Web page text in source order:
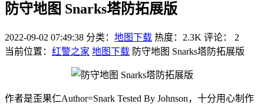
防守地图 Snarks塔防拓展版
2022-09-02 07:49:38 分类： 地图下载 热度：2.3K 评论：
2
当前位置： 红警之家 地图下载 防守地图 Snarks塔防拓展版
作者是歪果仁Author=Snark Tested By Johnson，十分用心制作